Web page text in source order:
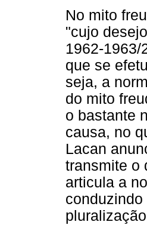
No mito
"cujo
1962-1963/
que se
seja, a
do mito
o bastante
causa, no
Lacan
transmite o
articula a